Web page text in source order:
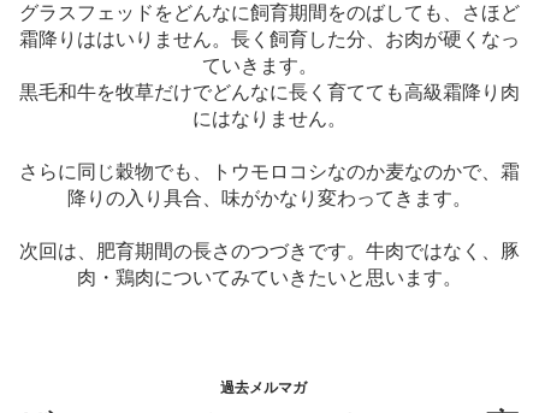
グラスフェッドをどんなに飼育期間をのばしても、さほど
霜降りははいりません。長く飼育した分、お肉が硬くなっ
ていきます。
黒毛和牛を牧草だけでどんなに長く育てても高級霜降り肉
にはなりません。
さらに同じ穀物でも、トウモロコシなのか麦なのかで、霜
降りの入り具合、味がかなり変わってきます。
次回は、肥育期間の長さのつづきです。牛肉ではなく、豚
肉・鶏肉についてみていきたいと思います。
過去メルマガ